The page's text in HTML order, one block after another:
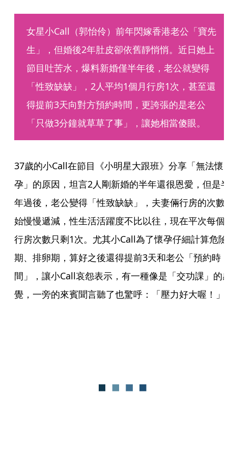
女星小Call（郭怡伶）前年閃嫁香港老公「寶先
生」，但婚後2年肚皮卻依舊靜悄悄。近日她上
節目吐苦水，爆料新婚僅半年後，老公就變得
「性致缺缺」，2人平均1個月行房1次，甚至還
得提前3天向對方預約時間，更誇張的是老公
「只做3分鐘就草草了事」，讓她相當傻眼。
37歲的小Call在節目《小明星大跟班》分享「無法懷
孕」的原因，坦言2人剛新婚的半年還很恩愛，但是
年過後，老公變得「性致缺缺」，夫妻倆行房的次數
始慢慢遞減，性生活活躍度不比以往，現在平次每個
行房次數只剩1次。尤其小Call為了懷孕仔細計算危險
期、排卵期，算好之後還得提前3天和老公「預約時
間」，讓小Call哀怨表示，有一種像是「交功課」的
覺，一旁的來賓聞言聽了也驚呼：「壓力好大喔！」